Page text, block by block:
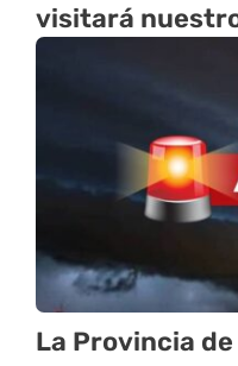
visitará
La Provincia